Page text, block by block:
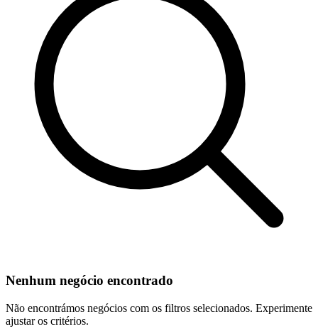
Nenhum negócio encontrado
Não encontrámos negócios com os filtros selecionados. Experimente
ajustar os critérios.